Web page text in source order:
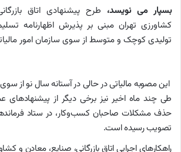
بسپار می نویسد، طرح پیشنهادی اتاق
کشاورزی تهران مبنی بر پذیرش اظهارنامه
تولیدی کوچک و متوسط از سوی سازمان امور
این مصوبه مالیاتی در حالی در آستانه سال نو از
طی چند ماه اخیر نیز برخی دیگر از پیشنهادهای
حذف مشکلات صاحبان کسب‌وکار، در ستاد
تصویب رسیده است.
راهکارهای اجرایی اتاق بازرگانی، صنایع، معادن و